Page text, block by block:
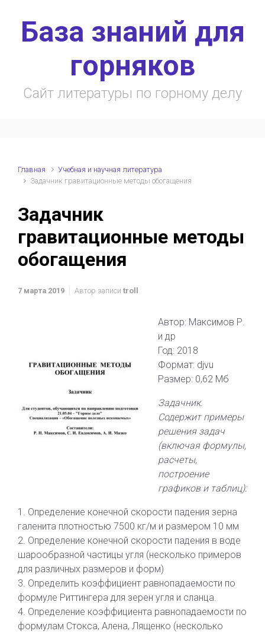
База знаний для
горняков
Сайт литературы по горному делу
Главная
Учебная и научная литература
Задачник гравитационные методы обогащения
Задачник
гравитационные методы
обогащения
7 марта 2019 Автор записи troll
Автор: Максимов Р.
и др
Год: 2018
Формат: djvu
Размер: 0,62 Мб
Задачник.
Содержит примеры
решения задач
(включая формулы,
расчеты,
построение
графиков и таблиц):
1. Определение конечной скорости падения зерна
галенита плотностью 7500 кг/м и размером 10 мм
2. Определение конечной скорости падения в воде
шарообразной частицы угля (несколько примеров
для различных размеров и форм)
3. Определить коэффициент равнопадаемости по
формуле Риттингера для зерен угля и сланца.
4. Определение коэффициента равнопадаемости по
формулам Стокса, Алена, Лященко (несколько